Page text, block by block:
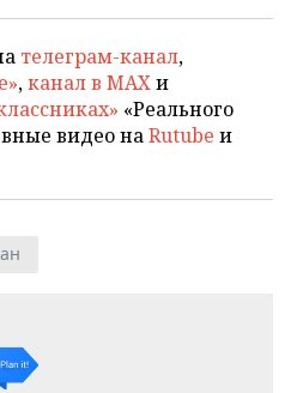
телеграм-канал,
,канал в MAXи
«Реального
видео наRutube и